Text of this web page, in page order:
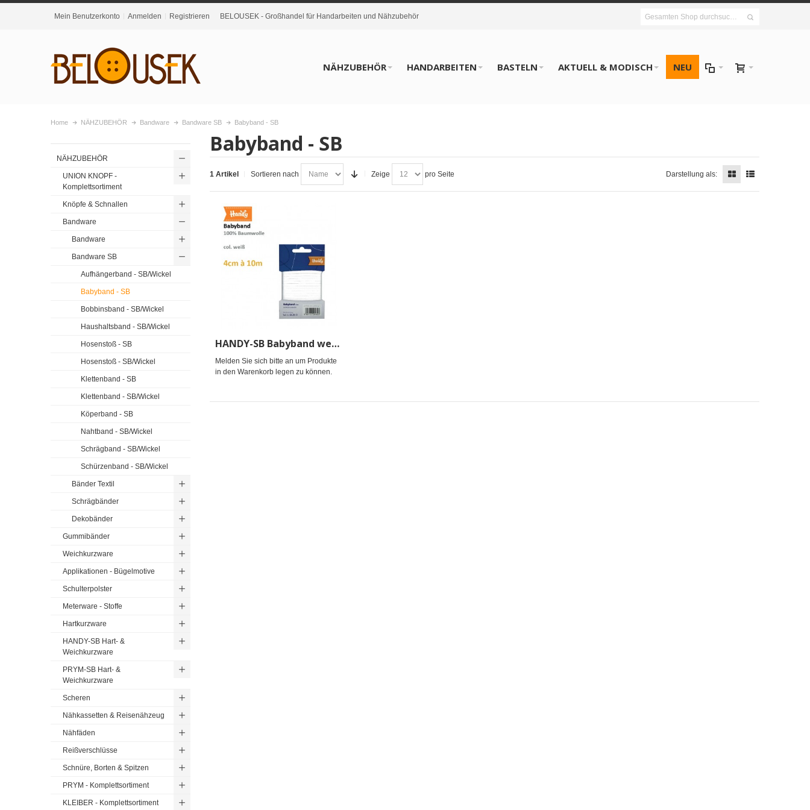
Mein Benutzerkonto Anmelden Registrieren BELOUSEK - Großhandel für Handarbeiten und Nähzubehör
NÄHZUBEHÖR HANDARBEITEN BASTELN AKTUELL & MODISCH NEU
Home NÄHZUBEHÖR Bandware Bandware SB Babyband - SB
Babyband - SB
1 Artikel Sortieren nach Zeige pro Seite Darstellung als:
HANDY-SB Babyband weiß 4mm, 10m
Melden Sie sich bitte an um Produkte
in den Warenkorb legen zu können.
NÄHZUBEHÖR
UNION KNOPF -
Komplettsortiment
Knöpfe & Schnallen
Bandware
Bandware
Bandware SB
Aufhängerband - SB/Wickel
Babyband - SB
Bobbinsband - SB/Wickel
Haushaltsband - SB/Wickel
Hosenstoß - SB
Hosenstoß - SB/Wickel
Klettenband - SB
Klettenband - SB/Wickel
Köperband - SB
Nahtband - SB/Wickel
Schrägband - SB/Wickel
Schürzenband - SB/Wickel
Bänder Textil
Schrägbänder
Dekobänder
Gummibänder
Weichkurzware
Applikationen - Bügelmotive
Schulterpolster
Meterware - Stoffe
Hartkurzware
HANDY-SB Hart- &
Weichkurzware
PRYM-SB Hart- &
Weichkurzware
Scheren
Nähkassetten & Reisenähzeug
Nähfäden
Reißverschlüsse
Schnüre, Borten & Spitzen
PRYM - Komplettsortiment
KLEIBER - Komplettsortiment